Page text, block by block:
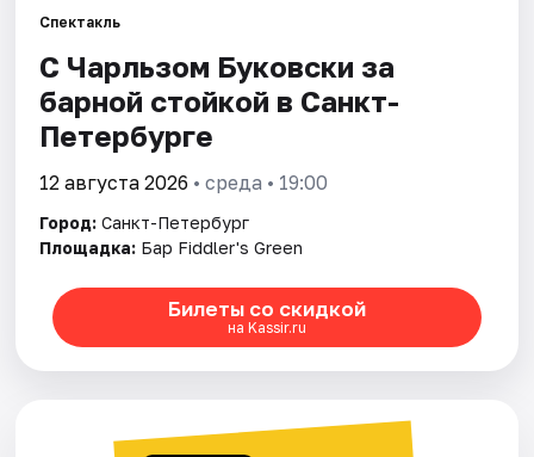
Города
Площадки
Артисты
Рейтинги
Спектакль
С Чарльзом Буковски за
барной стойкой в Санкт-
Петербурге
12 августа 2026 • среда • 19:00
Город: Санкт-Петербург
Площадка: Бар Fiddler's Green
Билеты со скидкой
на Kassir.ru